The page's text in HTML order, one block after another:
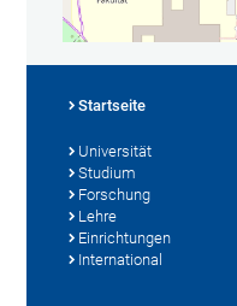
Startseite
Universität
Studium
Forschung
Lehre
Einrichtungen
International